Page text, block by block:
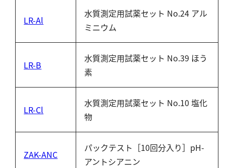
LR-Al
水質測定用試薬セット No.24 アル
ミニウム
LR-B
水質測定用試薬セット No.39 ほう
素
LR-Cl
水質測定用試薬セット No.10 塩化
物
ZAK-ANC
パックテスト［10回分入り］pH-
アントシアニン